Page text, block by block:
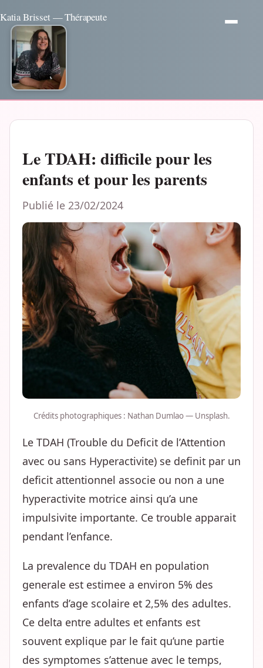
Katia Brisset — Thérapeute
Le TDAH: difficile pour les
enfants et pour les parents
Publié le 23/02/2024
Crédits photographiques : Nathan Dumlao — Unsplash.
Le TDAH (Trouble du Deficit de l’Attention
avec ou sans Hyperactivite) se definit par un
deficit attentionnel associe ou non a une
hyperactivite motrice ainsi qu’a une
impulsivite importante. Ce trouble apparait
pendant l’enfance.
La prevalence du TDAH en population
generale est estimee a environ 5% des
enfants d’age scolaire et 2,5% des adultes.
Ce delta entre adultes et enfants est
souvent explique par le fait qu’une partie
des symptomes s’attenue avec le temps,